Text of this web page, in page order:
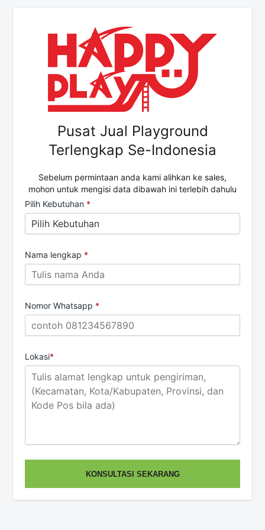
Pusat Jual Playground
Terlengkap Se-Indonesia
Sebelum permintaan anda kami alihkan ke sales,
mohon untuk mengisi data dibawah ini terlebih dahulu
Pilih Kebutuhan *
Nama lengkap *
Nomor Whatsapp *
Lokasi*